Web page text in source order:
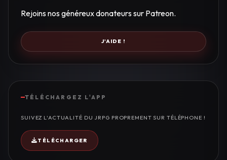
Rejoins nos généreux donateurs sur Patreon.
J'AIDE !
TÉLÉCHARGEZ L'APP
SUIVEZ L'ACTUALITÉ DU JRPG PROPREMENT SUR TÉLÉPHONE !
TÉLÉCHARGER